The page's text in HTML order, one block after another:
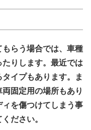
らう場合では、車種
りします。最近では
イプもあります。ま
固定用の場所もあり
を傷つけてしまう事
ださい。